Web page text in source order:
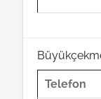
Telefon